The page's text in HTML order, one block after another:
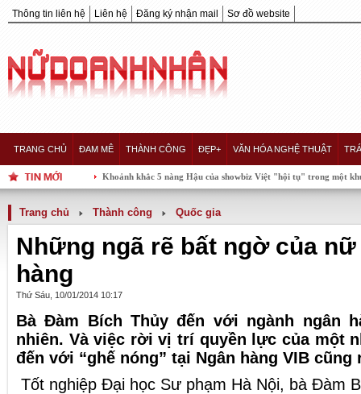
Thông tin liên hệ Liên hệ Đăng ký nhận mail Sơ đồ website
TRANG CHỦ ĐAM MÊ THÀNH CÔNG ĐẸP+ VĂN HÓA NGHỆ THUẬT
Khoảnh khắc 5 nàng Hậu của showbiz Việt "hội tụ" trong một khung hình, ai
Trang chủ Thành công Quốc gia
Những ngã rẽ bất ngờ của nữ
hàng
Thứ Sáu, 10/01/2014 10:17
Bà Đàm Bích Thủy đến với ngành ngân
nhiên. Và việc rời vị trí quyền lực của một
đến với “ghế nóng” tại Ngân hàng VIB cũng
Tốt nghiệp Đại học Sư phạm Hà Nội, bà Đàm